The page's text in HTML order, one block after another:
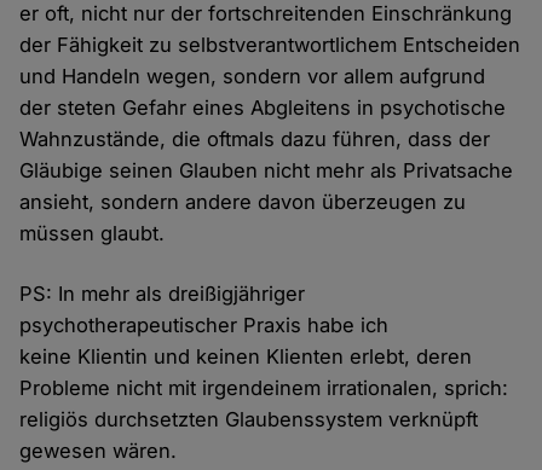
er oft, nicht nur der fortschreitenden Einschränkung
der Fähigkeit zu selbstverantwortlichem Entscheiden
und Handeln wegen, sondern vor allem aufgrund
der steten Gefahr eines Abgleitens in psychotische
Wahnzustände, die oftmals dazu führen, dass der
Gläubige seinen Glauben nicht mehr als Privatsache
ansieht, sondern andere davon überzeugen zu
müssen glaubt.
PS: In mehr als dreißigjähriger
psychotherapeutischer Praxis habe ich
keine Klientin und keinen Klienten erlebt, deren
Probleme nicht mit irgendeinem irrationalen, sprich:
religiös durchsetzten Glaubenssystem verknüpft
gewesen wären.